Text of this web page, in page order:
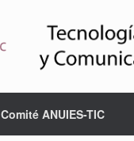
Comité ANUIES-TIC